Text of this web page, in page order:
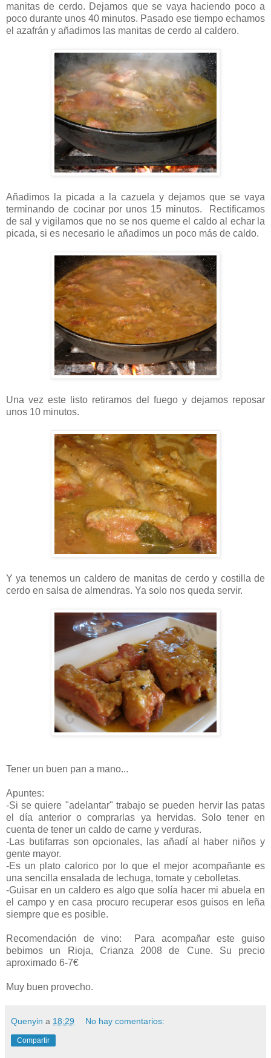
manitas de cerdo. Dejamos que se vaya haciendo poco a
poco durante unos 40 minutos. Pasado ese tiempo echamos
el azafrán y añadimos las manitas de cerdo al caldero.
Añadimos la picada a la cazuela y dejamos que se vaya
terminando de cocinar por unos 15 minutos. Rectificamos
de sal y vigilamos que no se nos queme el caldo al echar la
picada, si es necesario le añadimos un poco más de caldo.
Una vez este listo retiramos del fuego y dejamos reposar
unos 10 minutos.
Y ya tenemos un caldero de manitas de cerdo y costilla de
cerdo en salsa de almendras. Ya solo nos queda servir.
Tener un buen pan a mano...
Apuntes:
-Si se quiere "adelantar" trabajo se pueden hervir las patas
el día anterior o comprarlas ya hervidas. Solo tener en
cuenta de tener un caldo de carne y verduras.
-Las butifarras son opcionales, las añadí al haber niños y
gente mayor.
-Es un plato calorico por lo que el mejor acompañante es
una sencilla ensalada de lechuga, tomate y cebolletas.
-Guisar en un caldero es algo que solía hacer mi abuela en
el campo y en casa procuro recuperar esos guisos en leña
siempre que es posible.
Recomendación de vino: Para acompañar este guiso
bebimos un Rioja, Crianza 2008 de Cune. Su precio
aproximado 6-7€
Muy buen provecho.
Quenyin a 18:29 No hay comentarios:
Compartir